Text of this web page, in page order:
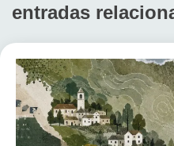
entradas